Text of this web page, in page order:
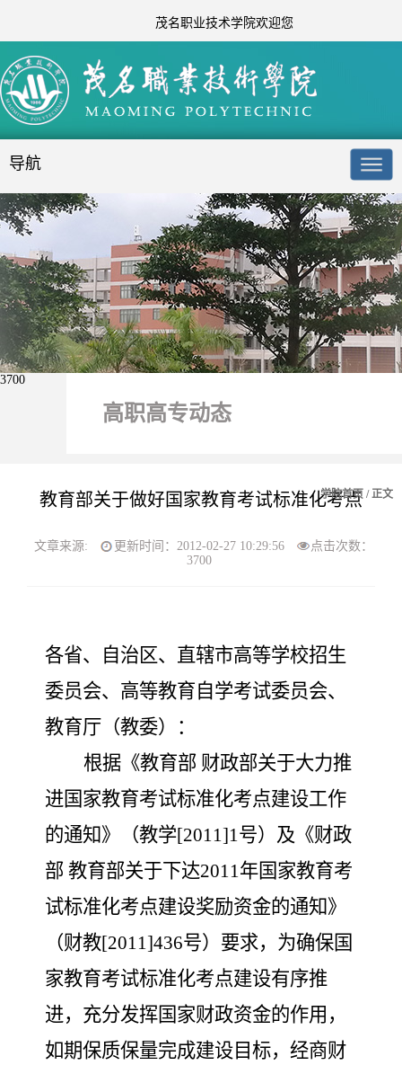
茂名职业技术学院欢迎您
导航
高职高专动态
学院首页 / 正文
3700
教育部关于做好国家教育考试标准化考点
文章来源: 更新时间：2012-02-27 10:29:56
点击次数：
3700
各省、自治区、直辖市高等学校招生
委员会、高等教育自学考试委员会、
教育厅（教委）：
根据《教育部 财政部关于大力推
进国家教育考试标准化考点建设工作
的通知》（教学[2011]1号）及《财政
部 教育部关于下达2011年国家教育考
试标准化考点建设奖励资金的通知》
（财教[2011]436号）要求，为确保国
家教育考试标准化考点建设有序推
进， 充分发挥国家财政资金的作用，
如期保质保量完成建设目标，经商财